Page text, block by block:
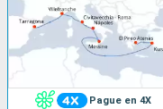
Pague en 4X